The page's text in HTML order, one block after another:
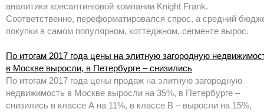
аналитики консалтинговой компании Knight Frank.
Соответственно, переформатировался спрос, а средний
покупки в самом популярном, коттеджном, сегменте вырос.
По итогам 2017 года цены на элитную загородную
в Москве выросли, в Петербурге – снизились
По итогам 2017 года цены продаж на элитную загородную
недвижимость в Москве выросли на 35%, в Петербурге –
снизились в классе А на 11%, в классе В – выросли на 15%,